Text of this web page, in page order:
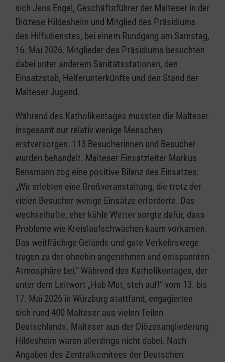
sich Jens Engel, Geschäftsführer der Malteser in der
Diözese Hildesheim und Mitglied des Präsidiums
des Hilfsdienstes, bei einem Rundgang am Samstag,
16. Mai 2026. Mitglieder des Präsidiums besuchten
dabei unter anderem Sanitätsstationen, den
Einsatzstab, Helferunterkünfte und den Stand der
Malteser Jugend.
Während des Katholikentages mussten die Malteser
insgesamt nur relativ wenige Menschen
erstversorgen. 113 Besucherinnen und Besucher
wurden behandelt. Malteser Einsatzleiter Markus
Bensmann zog eine positive Bilanz des Einsatzes:
„Wir erlebten eine Großveranstaltung, die trotz der
vielen Besucher wenige Einsätze erforderte. Das
wechselhafte, eher kühle Wetter sorgte dafür, dass
Probleme wie Kreislaufschwächen kaum vorkamen.
Das weitflächige Gelände und gute Verkehrswege
trugen zu der ohnehin angenehmen und entspannten
Atmosphäre bei.“ Während des Katholikentages, der
unter dem Leitwort „Hab Mut, steh auf!“ vom 13. bis
17. Mai 2026 in Würzburg stattfand, engagierten
sich rund 400 Malteser aus vielen Teilen
Deutschlands. Malteser aus der Diözesangliederung
Hildesheim waren allerdings nicht dabei. Nach
Angaben des Zentralkomitees der Deutschen